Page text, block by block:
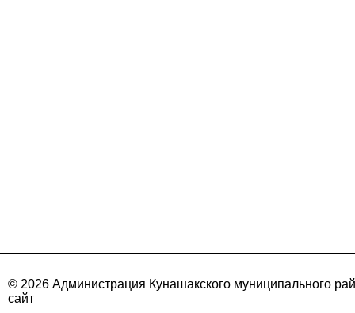
© 2026 Администрация Кунашакского муниципального
сайт